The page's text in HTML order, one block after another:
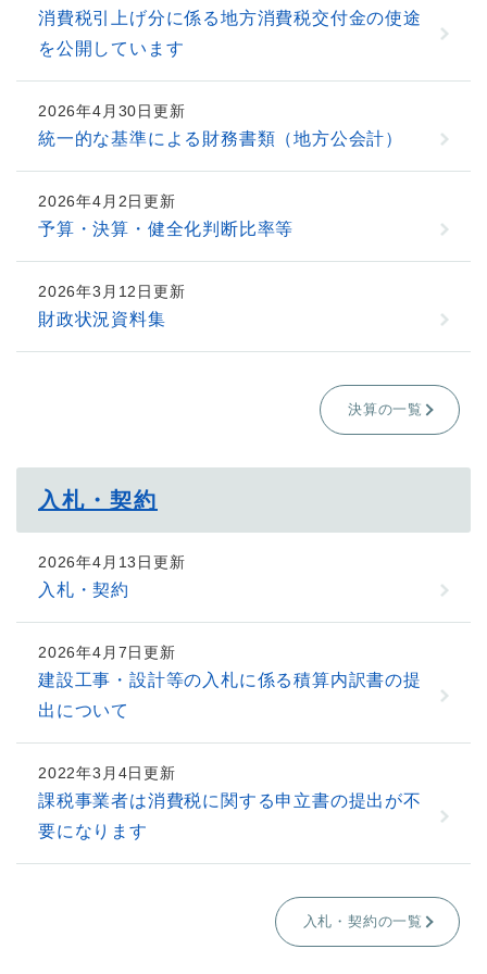
消費税引上げ分に係る地方消費税交付金の使途
を公開しています
2026年4月30日更新
統一的な基準による財務書類（地方公会計）
2026年4月2日更新
予算・決算・健全化判断比率等
2026年3月12日更新
財政状況資料集
決算の一覧
入札・契約
2026年4月13日更新
入札・契約
2026年4月7日更新
建設工事・設計等の入札に係る積算内訳書の提
出について
2022年3月4日更新
課税事業者は消費税に関する申立書の提出が不
要になります
入札・契約の一覧